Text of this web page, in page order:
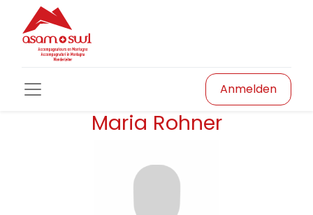
Anmelden
Maria Rohner